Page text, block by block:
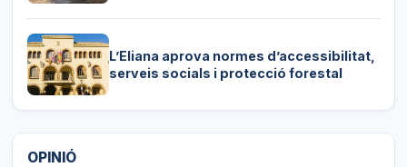
L’Eliana aprova normes d’accessibilitat,
serveis socials i protecció forestal
OPINIÓ